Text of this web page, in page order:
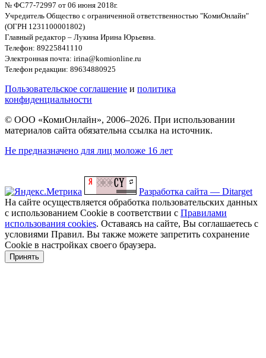
№ ФС77-72997 от 06 июня 2018г.
Учредитель Общество с ограниченной ответственностью "КомиОнлайн"
(ОГРН 1231100001802)
Главный редактор – Лукина Ирина Юрьевна.
Телефон: 89225841110
Электронная почта: irina@komionline.ru
Телефон редакции: 89634880925
Пользовательское соглашение и политика
конфиденциальности
© ООО «КомиОнлайн», 2006–2026. При использовании
материалов сайта обязательна ссылка на источник.
Не предназначено для лиц моложе 16 лет
Разработка сайта — Ditarget
На сайте осуществляется обработка пользовательских данных
с использованием Cookie в соответствии с Правилами
использования cookies. Оставаясь на сайте, Вы соглашаетесь с
условиями Правил. Вы также можете запретить сохранение
Cookie в настройках своего браузера.
Принять